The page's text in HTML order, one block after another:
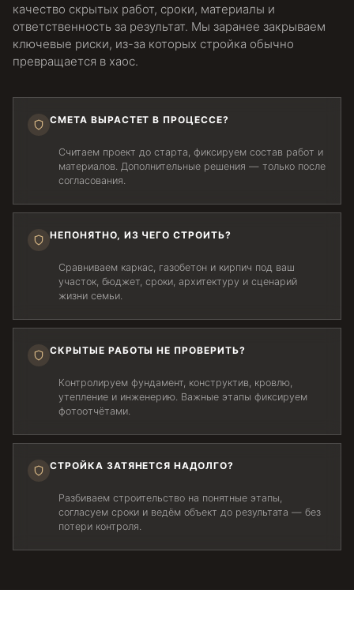
качество скрытых работ, сроки, материалы и
ответственность за результат. Мы заранее закрываем
ключевые риски, из-за которых стройка обычно
превращается в хаос.
СМЕТА ВЫРАСТЕТ В ПРОЦЕССЕ?
Считаем проект до старта, фиксируем состав работ и
материалов. Дополнительные решения — только после
согласования.
НЕПОНЯТНО, ИЗ ЧЕГО СТРОИТЬ?
Сравниваем каркас, газобетон и кирпич под ваш
участок, бюджет, сроки, архитектуру и сценарий
жизни семьи.
СКРЫТЫЕ РАБОТЫ НЕ ПРОВЕРИТЬ?
Контролируем фундамент, конструктив, кровлю,
утепление и инженерию. Важные этапы фиксируем
фотоотчётами.
СТРОЙКА ЗАТЯНЕТСЯ НАДОЛГО?
Разбиваем строительство на понятные этапы,
согласуем сроки и ведём объект до результата — без
потери контроля.